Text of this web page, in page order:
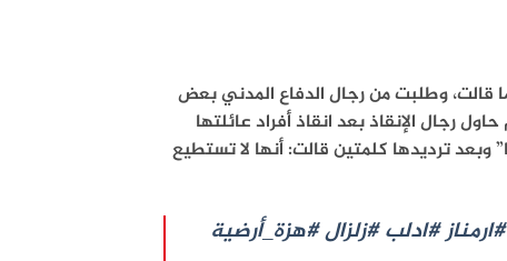
قالت، وطلبت من رجال الدفاع المدني بعض
رجال الإنقاذ بعد انقاذ أفراد عائلتها
وبعد ترديدها كلمتين قالت: أنها لا تستطيع
#ارمناز#ادلب #زلزال#هزة_أرضية